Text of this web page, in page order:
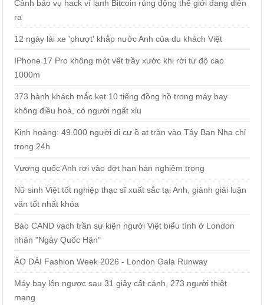
Cảnh báo vụ hack ví lạnh Bitcoin rúng động thế giới đang diễn
ra
12 ngày lái xe 'phượt' khắp nước Anh của du khách Việt
IPhone 17 Pro không một vết trầy xước khi rời từ độ cao
1000m
373 hành khách mắc kẹt 10 tiếng đồng hồ trong máy bay
không điều hoà, có người ngất xỉu
Kinh hoàng: 49.000 người di cư ồ ạt tràn vào Tây Ban Nha chỉ
trong 24h
Vương quốc Anh rơi vào đợt hạn hán nghiêm trọng
Nữ sinh Việt tốt nghiệp thạc sĩ xuất sắc tại Anh, giành giải luận
văn tốt nhất khóa
Báo CAND vạch trần sự kiện người Việt biểu tình ở London
nhân "Ngày Quốc Hận"
ÁO DÀI Fashion Week 2026 - London Gala Runway
Máy bay lộn ngược sau 31 giây cất cánh, 273 người thiệt
mạng